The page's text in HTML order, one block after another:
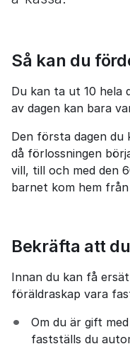
Så kan du
Du kan ta ut 10 hela
av dagen kan bara
Den första dagen
då förlossningen
vill, till och med den
barnet kom hem från
Bekräfta att
Innan du kan få
föräldraskap vara
Om du är gift
fastställs du